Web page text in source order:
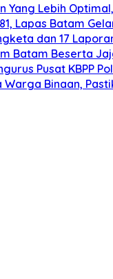
Yang Lebih
Lapas Batam
dan 17
Batam Beserta
Pusat KBPP
Binaan,